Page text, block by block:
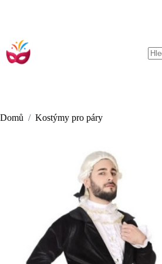
Domů / Kostýmy pro páry